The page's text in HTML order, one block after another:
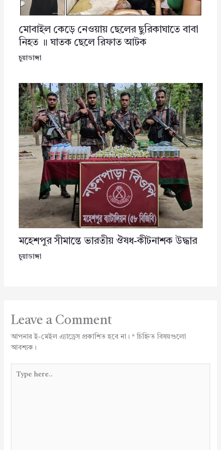
মোবাইল কেড়ে নেওয়ায় ছেলের ছুরিকাঘাতে বাবা
নিহত ॥ ঘাতক ছেলে রিফাত আটক
চুয়াডাঙ্গা
মহেশপুর সীমান্তে ভারতীয় ঔষধ-কীটনাশক উদ্ধার
চুয়াডাঙ্গা
Leave a Comment
আপনার ই-মেইল এ্যাড্রেস প্রকাশিত হবে না। *চিহ্নিত বিষয়গুলো
আবশ্যক।
here..